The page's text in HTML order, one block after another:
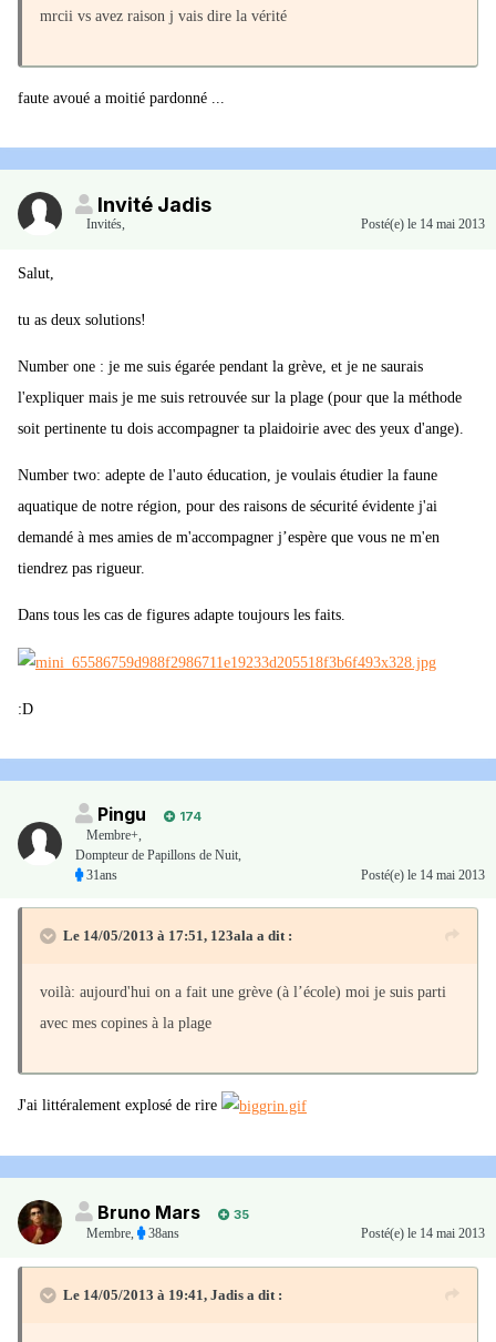
mrcii vs avez raison j vais dire la vérité
faute avoué a moitié pardonné ...
Invité Jadis
Invités, Posté(e) le 14 mai 2013
Salut,
tu as deux solutions!
Number one : je me suis égarée pendant la grève, et je ne saurais
l'expliquer mais je me suis retrouvée sur la plage (pour que la méthode
soit pertinente tu dois accompagner ta plaidoirie avec des yeux d'ange).
Number two: adepte de l'auto éducation, je voulais étudier la faune
aquatique de notre région, pour des raisons de sécurité évidente j'ai
demandé à mes amies de m'accompagner j’espère que vous ne m'en
tiendrez pas rigueur.
Dans tous les cas de figures adapte toujours les faits.
:D
Pingu
174
Membre+,
Dompteur de Papillons de Nuit,
31ans
Posté(e) le 14 mai 2013
Le 14/05/2013 à 17:51, 123ala a dit :
voilà: aujourd'hui on a fait une grève (à l’école) moi je suis parti
avec mes copines à la plage
J'ai littéralement explosé de rire
Bruno Mars
35
Membre, 38ans Posté(e) le 14 mai 2013
Le 14/05/2013 à 19:41, Jadis a dit :